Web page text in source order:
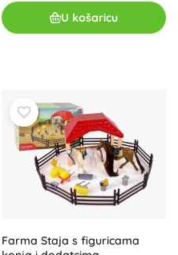
U košaricu
Farma Staja s figuricama